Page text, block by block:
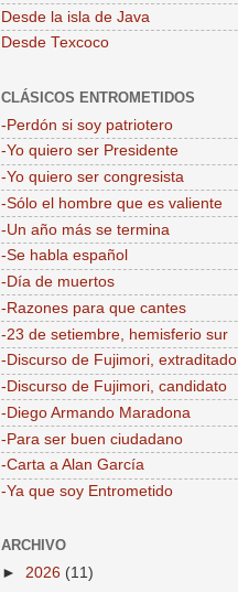
Desde la isla de Java
Desde Texcoco
CLÁSICOS ENTROMETIDOS
-Perdón si soy patriotero
-Yo quiero ser Presidente
-Yo quiero ser congresista
-Sólo el hombre que es valiente
-Un año más se termina
-Se habla español
-Día de muertos
-Razones para que cantes
-23 de setiembre, hemisferio sur
-Discurso de Fujimori, extraditado
-Discurso de Fujimori, candidato
-Diego Armando Maradona
-Para ser buen ciudadano
-Carta a Alan García
-Ya que soy Entrometido
ARCHIVO
► 2026 (11)